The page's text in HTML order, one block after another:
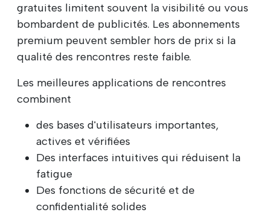
gratuites limitent souvent la visibilité ou vous
bombardent de publicités. Les abonnements
premium peuvent sembler hors de prix si la
qualité des rencontres reste faible.
Les meilleures applications de rencontres
combinent
des bases d'utilisateurs importantes,
actives et vérifiées
Des interfaces intuitives qui réduisent la
fatigue
Des fonctions de sécurité et de
confidentialité solides